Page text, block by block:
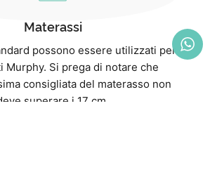
Materassi
possono essere utilizzati per
Murphy. Si prega di notare che
consigliata del materasso non
superare i 17 cm.